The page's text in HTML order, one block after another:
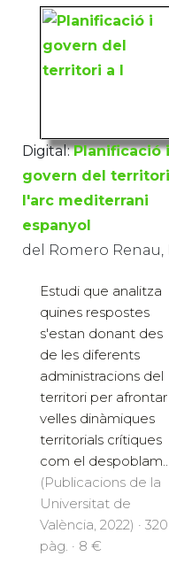
Digital: Planificació i
govern del
l'arc mediterrani
espanyol
del Romero Renau,
Estudi que analitza
quines respostes
s'estan donant des
de les diferents
administracions del
territori per afrontar
velles dinàmiques
territorials crítiques
com el despoblam...
(Publicacions de la
Universitat de
València, 2022) · 320
pàg. · 8 €